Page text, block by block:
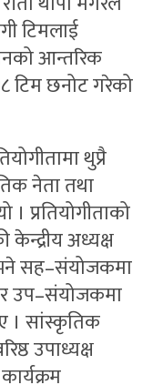
टिमलाई
आन्तरिक
टिम छनोट गरेको
थुप्रै
नेता तथा
। प्रतियोगीताको
अध्यक्ष
सह–संयोजकमा
उप–संयोजकमा
। सांस्कृतिक
उपाध्यक्ष